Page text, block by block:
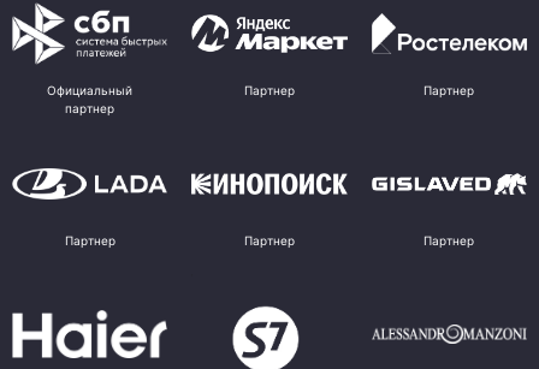
Официальный
партнер
Партнер Партнер
Партнер Партнер Партнер